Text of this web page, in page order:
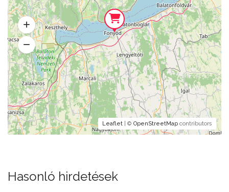
Leaflet | © OpenStreetMap contributors
Hasonló hirdetések